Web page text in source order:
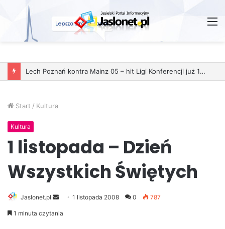
Start / Kultura
Kultura
1 listopada – Dzień
Wszystkich Świętych
Jaslonet.pl
e
1 listopada 2008 0 787
1 minuta czytania